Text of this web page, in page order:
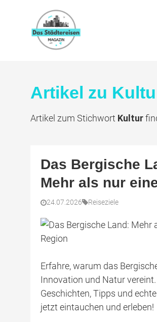
Artikel zu
Artikel zum Stichwort Kultur
Das Bergische
Mehr als nur
24.07.2026 Reiseziele
Erfahre, warum das
Innovation und Natur
Geschichten, Tipps und
jetzt eintauchen und erleben!